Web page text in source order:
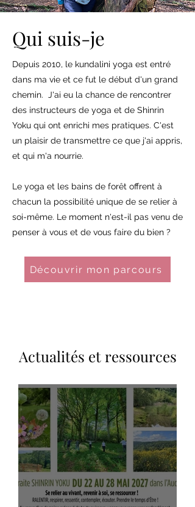
Qui suis-je
Depuis 2010, le kundalini yoga est entré
dans ma vie et ce fut le début d'un grand
chemin. J'ai eu la chance de rencontrer
des instructeurs de yoga et de Shinrin
Yoku qui ont enrichi mes pratiques. C'est
un plaisir de transmettre ce que j'ai appris,
et qui m'a nourrie.
Le yoga et les bains de forêt offrent à
chacun la possibilité unique de se relier à
soi-même. Le moment n'est-il pas venu de
penser à vous et de vous faire du bien ?
Découvrir mon parcours
Actualités et ressources